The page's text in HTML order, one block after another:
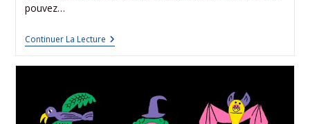
pouvez…
Continuer La Lecture